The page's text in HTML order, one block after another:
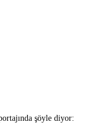
şöyle diyor: